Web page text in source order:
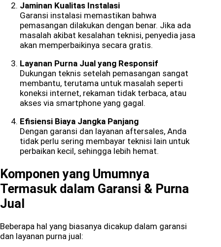
Jaminan Kualitas Instalasi
Garansi instalasi memastikan bahwa
pemasangan dilakukan dengan benar. Jika ada
masalah akibat kesalahan teknisi, penyedia jasa
akan memperbaikinya secara gratis.
Layanan Purna Jual yang Responsif
Dukungan teknis setelah pemasangan sangat
membantu, terutama untuk masalah seperti
koneksi internet, rekaman tidak terbaca, atau
akses via smartphone yang gagal.
Efisiensi Biaya Jangka Panjang
Dengan garansi dan layanan aftersales, Anda
tidak perlu sering membayar teknisi lain untuk
perbaikan kecil, sehingga lebih hemat.
Komponen yang Umumnya
Termasuk dalam Garansi & Purna
Jual
Beberapa hal yang biasanya dicakup dalam garansi
dan layanan purna jual: